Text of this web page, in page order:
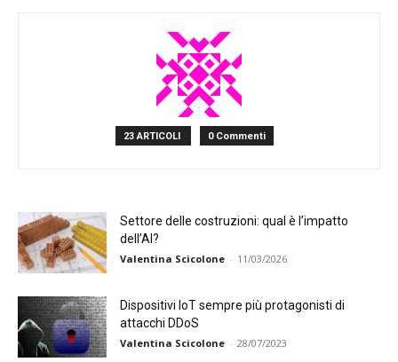
23 ARTICOLI 0 Commenti
Settore delle costruzioni: qual è l’impatto
dell’AI?
Valentina Scicolone - 11/03/2026
Dispositivi IoT sempre più protagonisti di
attacchi DDoS
Valentina Scicolone - 28/07/2023